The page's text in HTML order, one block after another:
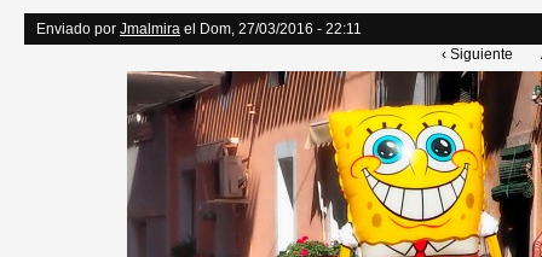
Enviado por Jmalmira el Dom, 27/03/2016 - 22:11
‹ Siguiente